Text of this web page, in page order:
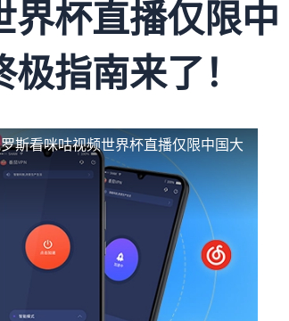
界杯直播仅限中
指南来了！
斯看咪咕视频世界杯直播仅限中国大